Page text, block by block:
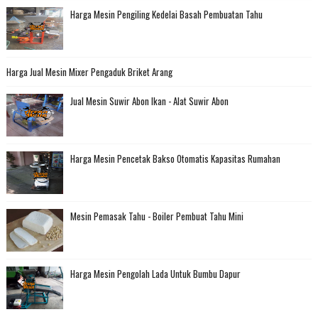
Harga Mesin Pengiling Kedelai Basah Pembuatan Tahu
Harga Jual Mesin Mixer Pengaduk Briket Arang
Jual Mesin Suwir Abon Ikan - Alat Suwir Abon
Harga Mesin Pencetak Bakso Otomatis Kapasitas Rumahan
Mesin Pemasak Tahu - Boiler Pembuat Tahu Mini
Harga Mesin Pengolah Lada Untuk Bumbu Dapur